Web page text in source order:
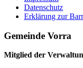
Datenschutz
Erklärung zur
Gemeinde Vorra
Mitglied der